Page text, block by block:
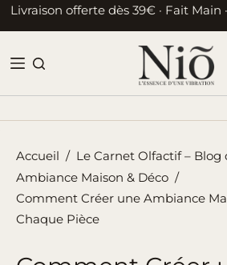
Passer
au
Livraison offerte dès 39€ · Fait Main
Accueil / Le Carnet Olfactif – Blog
Ambiance Maison & Déco /
Comment Créer une Ambiance
Chaque Pièce